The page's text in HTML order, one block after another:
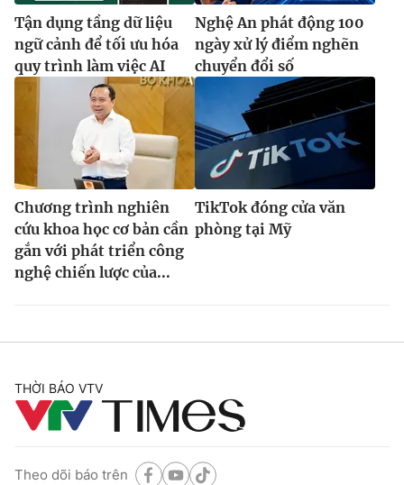
Tận dụng tầng dữ liệu
ngữ cảnh để tối ưu hóa
quy trình làm việc AI
Nghệ An phát động 100
ngày xử lý điểm nghẽn
chuyển đổi số
Chương trình nghiên
cứu khoa học cơ bản cần
gắn với phát triển công
nghệ chiến lược của...
TikTok đóng cửa văn
phòng tại Mỹ
THỜI BÁO VTV
Theo dõi báo trên